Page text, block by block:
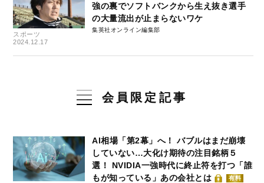
スポーツ
2024.12.17
強の裏でソフトバンクから生え抜き選手
の大量流出が止まらないワケ
集英社オンライン編集部
会員限定記事
AI相場「第2幕」へ！ バブルはまだ崩壊
していない…大化け期待の注目銘柄５
選！ NVIDIA一強時代に終止符を打つ「誰
もが知っている」あの会社とは
有料